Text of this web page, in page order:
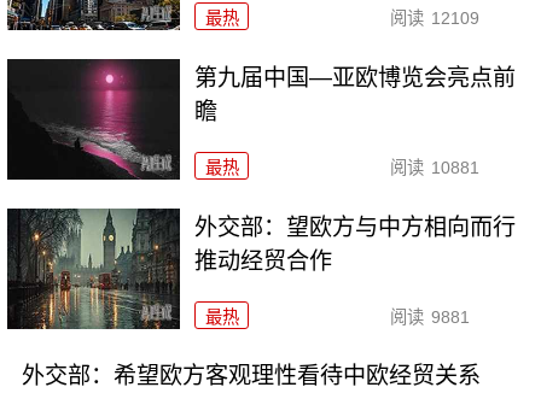
最热 阅读 12109
第九届中国—亚欧博览会亮点前
瞻
最热 阅读 10881
外交部：望欧方与中方相向而行
推动经贸合作
最热 阅读 9881
外交部：希望欧方客观理性看待中欧经贸关系